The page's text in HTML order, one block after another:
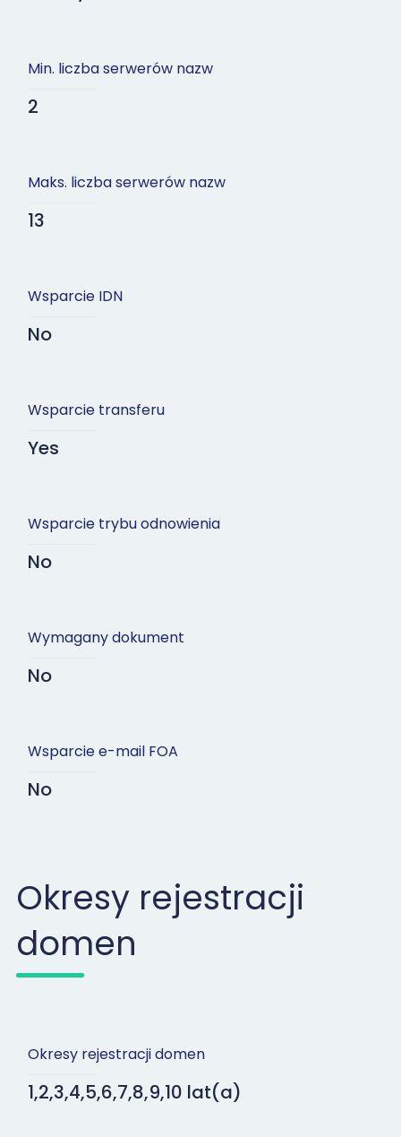
Min. liczba serwerów nazw
2
Maks. liczba serwerów nazw
13
Wsparcie IDN
No
Wsparcie transferu
Yes
Wsparcie trybu odnowienia
No
Wymagany dokument
No
Wsparcie e-mail FOA
No
Okresy rejestracji
domen
Okresy rejestracji domen
1,2,3,4,5,6,7,8,9,10 lat(a)